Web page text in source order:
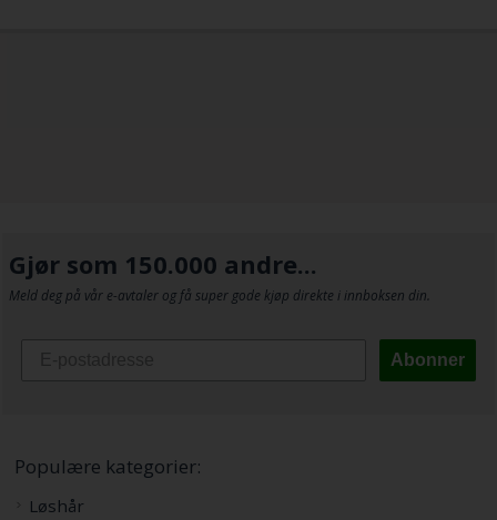
Gjør som 150.000 andre...
Meld deg på vår e-avtaler og få super gode kjøp direkte i innboksen din.
Abonner
Populære kategorier:
Løshår